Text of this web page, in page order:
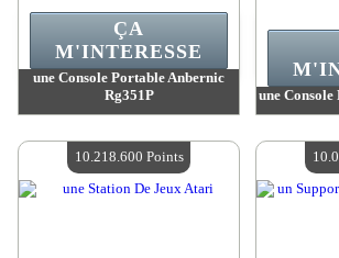
une Console Portable Anbernic
Rg351P
Quantité Disponible :4
ÇA
M'INTERESSE
une
10.218.600 Points